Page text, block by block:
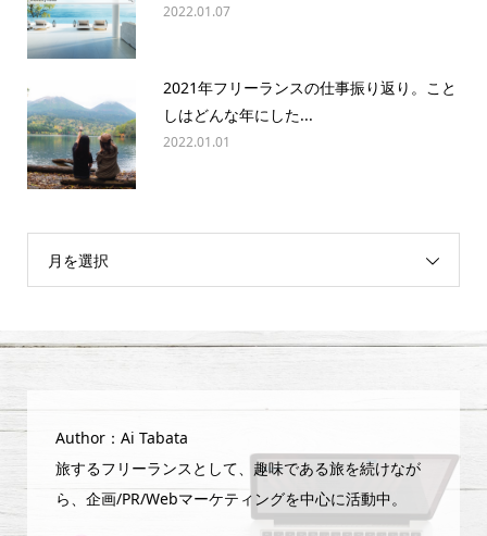
2022.01.07
2021年フリーランスの仕事振り返り。こと
しはどんな年にした...
2022.01.01
月を選択
Author：Ai Tabata
旅するフリーランスとして、趣味である旅を続けなが
ら、企画/PR/Webマーケティングを中心に活動中。